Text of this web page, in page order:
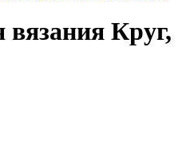
вязания Круг,